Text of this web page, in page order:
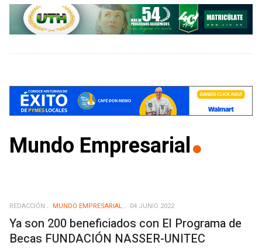
Mundo Empresarial
REDACCIÓN MUNDO EMPRESARIAL 04 JUNIO 2022
Ya son 200 beneficiados con El Programa de
Becas FUNDACIÓN NASSER-UNITEC